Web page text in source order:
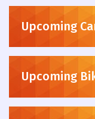
Upcoming
Upcoming